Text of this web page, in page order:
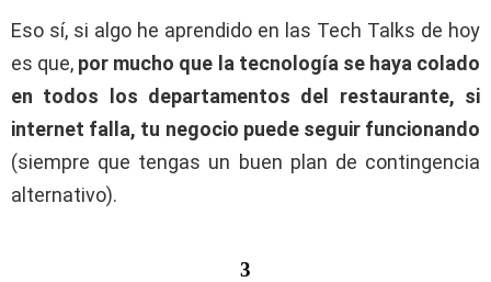
Eso sí, si algo he aprendido en las Tech Talks de hoy
es que, por mucho que la tecnología se haya colado
en todos los departamentos del restaurante, si
internet falla, tu negocio puede seguir funcionando
(siempre que tengas un buen plan de contingencia
alternativo).
3